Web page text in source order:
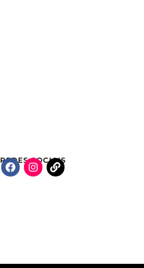
REDES SOCIAIS